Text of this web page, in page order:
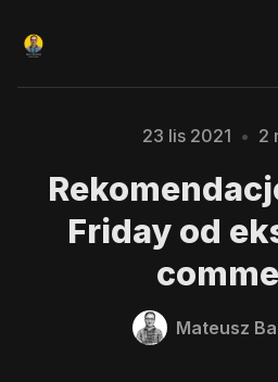
Czym jest Growth
Kursy
Please enter at least
23 lis 2021 • 2
Friday od
Mateusz